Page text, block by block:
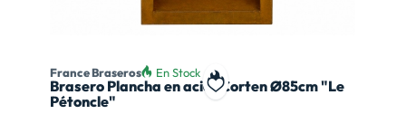
Ajouter à ma liste de souhait
France Braseros En Stock
Brasero Plancha en acier Corten Ø85cm "Le
Pétoncle"